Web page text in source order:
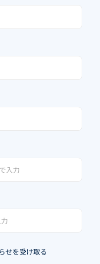
せを受け取る